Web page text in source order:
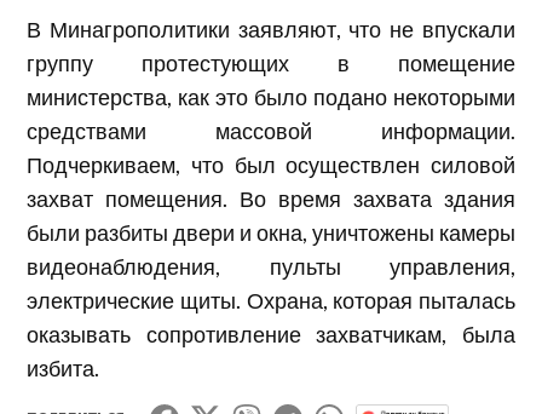
В Минагрополитики заявляют, что не впускали
группу протестующих в помещение
министерства, как это было подано некоторыми
средствами массовой информации.
Подчеркиваем, что был осуществлен силовой
захват помещения. Во время захвата здания
были разбиты двери и окна, уничтожены камеры
видеонаблюдения, пульты управления,
электрические щиты. Охрана, которая пыталась
оказывать сопротивление захватчикам, была
избита.